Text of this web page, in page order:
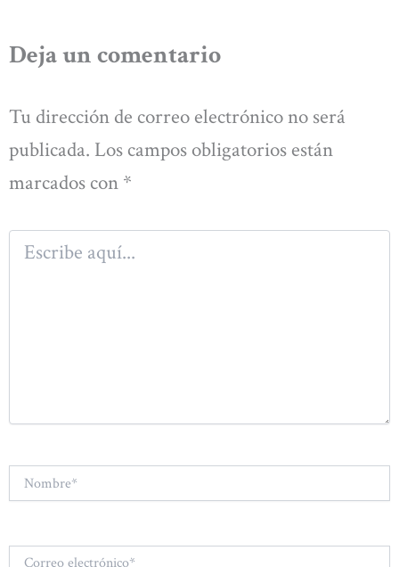
Deja un comentario
Tu dirección de correo electrónico no será
publicada. Los campos obligatorios están
marcados con *
Escribe
aquí...
Correo